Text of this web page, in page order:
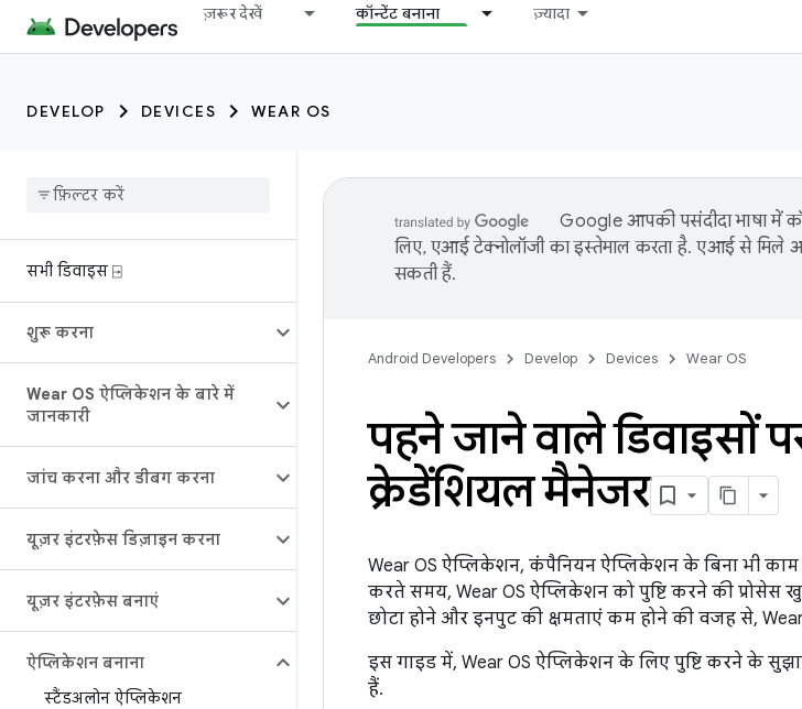
ज़रूर देखें कॉन्टेंट बनाना ज़्यादा
DEVELOP DEVICES WEAR OS
सभी डिवाइस ⍈
शुरू करना
Wear OS ऐप्लिकेशन के बारे में
जानकारी
जांच करना और डीबग करना
यूज़र इंटरफ़ेस डिज़ाइन करना
यूज़र इंटरफ़ेस बनाएं
ऐप्लिकेशन बनाना
स्टैंडअलोन ऐप्लिकेशन
Google आपकी पसंदीदा भाषा में
लिए, एआई टेक्नोलॉजी का इस्तेमाल करता है. एआई से मिले
सकती हैं.
Android Developers Develop Devices Wear OS
पहने जाने वाले डिवाइसों
क्रेडेंशियल मैनेजर
Wear OS ऐप्लिकेशन, कंपैनियन ऐप्लिकेशन के बिना भी
करते समय, Wear OS ऐप्लिकेशन को पुष्टि करने की प्रोसेस
छोटा होने और इनपुट की क्षमताएं कम होने की वजह से,
इस गाइड में, Wear OS ऐप्लिकेशन के लिए पुष्टि करने के
हैं.